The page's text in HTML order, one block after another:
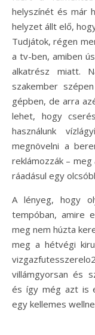
helyszínét és már
helyzet állt elő,
Tudjátok, régen
a tv-ben, amiben
alkatrész miatt.
szakember
gépben, de arra
lehet, hogy
használunk
megnövelni a
reklámozzák –
ráadásul egy
A lényeg, hogy
tempóban, amire
meg nem húzta
meg a hétvégi
villámgyorsan és
és így még azt is
egy kellemes